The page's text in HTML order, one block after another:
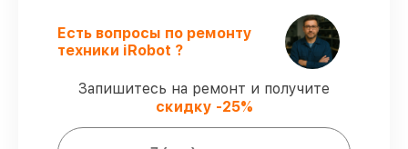
обучение и ежегодную аттестацию, что
подтверждает их уровень мастерства.
Точное соблюдение сроков
–
обслуживание робота-пылесоса Roomba
960 выполняется строго в оговоренные
Гарантийное обслуживание– все
работы по сервису проводятся с
Есть вопросы по ремонту
техники iRobot ?
Запишитесь на ремонт и получите
скидку -25%